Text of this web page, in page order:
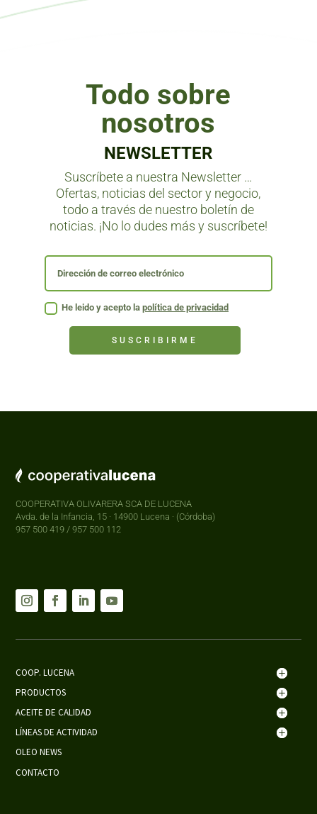
Todo sobre
nosotros
NEWSLETTER
Suscríbete a nuestra Newsletter …
Ofertas, noticias del sector y negocio,
todo a través de nuestro boletín de
noticias. ¡No lo dudes más y suscríbete!
He leido y acepto la política de privacidad
SUSCRIBIRME
COOPERATIVA OLIVARERA SCA DE LUCENA
Avda. de la Infancia, 15 · 14900 Lucena · (Córdoba)
957 500 419 / 957 500 112
COOP. LUCENA
PRODUCTOS
ACEITE DE CALIDAD
LÍNEAS DE ACTIVIDAD
OLEO NEWS
CONTACTO